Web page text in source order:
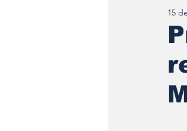
15